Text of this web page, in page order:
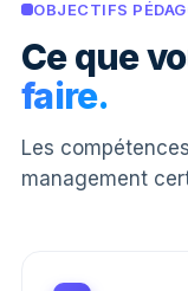
OBJECTIFS
Ce que
faire.
Les
management